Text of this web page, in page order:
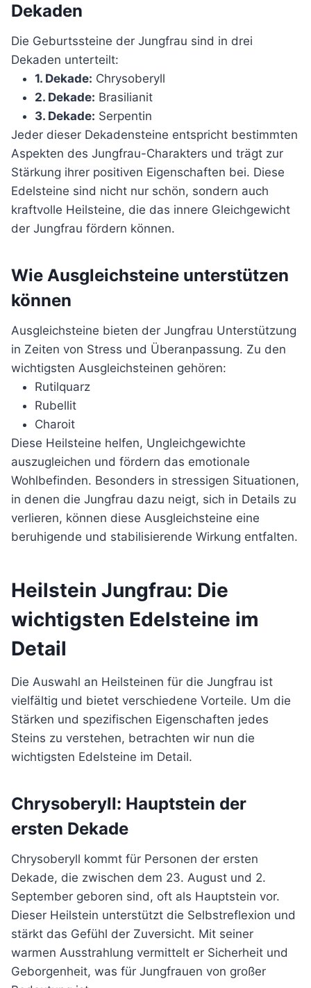
Dekaden
Die Geburtssteine der Jungfrau sind in drei
Dekaden unterteilt:
1. Dekade: Chrysoberyll
2. Dekade: Brasilianit
3. Dekade: Serpentin
Jeder dieser Dekadensteine entspricht bestimmten
Aspekten des Jungfrau-Charakters und trägt zur
Stärkung ihrer positiven Eigenschaften bei. Diese
Edelsteine sind nicht nur schön, sondern auch
kraftvolle Heilsteine, die das innere Gleichgewicht
der Jungfrau fördern können.
Wie Ausgleichsteine unterstützen
können
Ausgleichsteine bieten der Jungfrau Unterstützung
in Zeiten von Stress und Überanpassung. Zu den
wichtigsten Ausgleichsteinen gehören:
Rutilquarz
Rubellit
Charoit
Diese Heilsteine helfen, Ungleichgewichte
auszugleichen und fördern das emotionale
Wohlbefinden. Besonders in stressigen Situationen,
in denen die Jungfrau dazu neigt, sich in Details zu
verlieren, können diese Ausgleichsteine eine
beruhigende und stabilisierende Wirkung entfalten.
Heilstein Jungfrau: Die
wichtigsten Edelsteine im
Detail
Die Auswahl an Heilsteinen für die Jungfrau ist
vielfältig und bietet verschiedene Vorteile. Um die
Stärken und spezifischen Eigenschaften jedes
Steins zu verstehen, betrachten wir nun die
wichtigsten Edelsteine im Detail.
Chrysoberyll: Hauptstein der
ersten Dekade
Chrysoberyll kommt für Personen der ersten
Dekade, die zwischen dem 23. August und 2.
September geboren sind, oft als Hauptstein vor.
Dieser Heilstein unterstützt die Selbstreflexion und
stärkt das Gefühl der Zuversicht. Mit seiner
warmen Ausstrahlung vermittelt er Sicherheit und
Geborgenheit, was für Jungfrauen von großer